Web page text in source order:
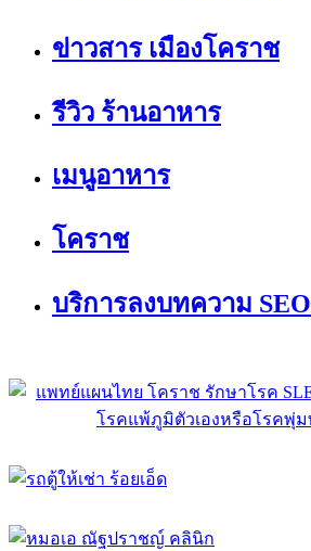
ข่าวสาร เมืองโคราช
รีวิว ร้านอาหาร
เมนูอาหาร
โคราช
บริการลงบทความ SEO